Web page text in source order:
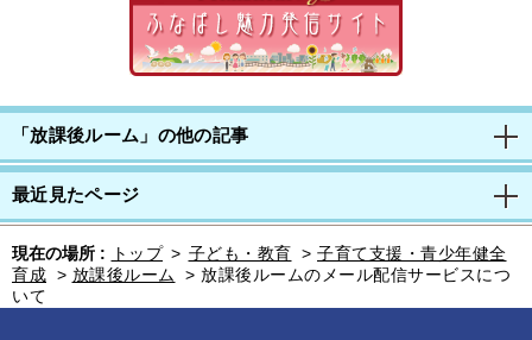
「放課後ルーム」の他の記事
最近見たページ
現在の場所 : トップ > 子ども・教育 > 子育て支援・青少年健全
育成 > 放課後ルーム > 放課後ルームのメール配信サービスにつ
いて